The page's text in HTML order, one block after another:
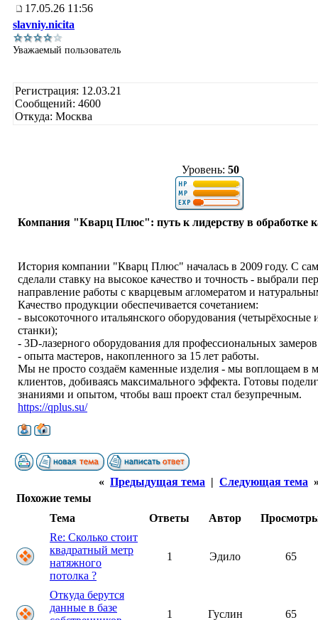
17.05.26 11:56
slavniy.nicita
Уважаемый пользователь
Регистрация: 12.03.21
Сообщений: 4600
Откуда: Москва
Уровень: 50
Компания "Кварц Плюс": путь к лидерству в обработке
История компании "Кварц Плюс" началась в 2009 году. С
сделали ставку на высокое качество и точность - выбрали
направление работы с кварцевым агломератом и
Качество продукции обеспечивается сочетанием:
- высокоточного итальянского оборудования (четырёхосные
станки);
- 3D‑лазерного оборудования для профессиональных
- опыта мастеров, накопленного за 15 лет работы.
Мы не просто создаём каменные изделия - мы воплощаем в
клиентов, добиваясь максимального эффекта. Готовы
знаниями и опытом, чтобы ваш проект стал безупречным.
https://qplus.su/
« Предыдущая тема | Следующая тема
Похожие темы
Тема
Ответы Автор
Re: Сколько стоит
квадратный метр
натяжного
потолка ?
1 Эдило 65
Откуда берутся
данные в базе
1 Гуслин 65